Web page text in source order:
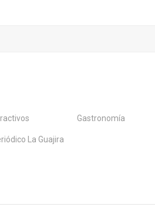
Gastronomía
La Guajira